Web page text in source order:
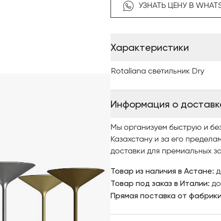
изучайте наш интернет-
обращайтесь в Antonovich
УЗНАТЬ ЦЕНУ В
Характеристики
Rotaliana светильник Dry
Информация о
Мы организуем быструю и
Казахстану и за его
доставки для премиальных
Товар из наличия в Астане:
Товар под заказ в Италии:
Прямая поставка от